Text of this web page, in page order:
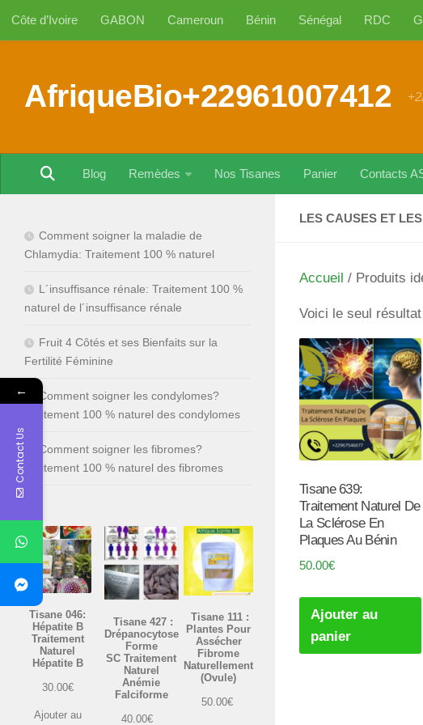
Au dessous du contenu
Côte d’Ivoire GABON Cameroun Bénin Sénégal RDC
AfriqueBio+22961007412
Blog Remèdes Nos Tisanes Panier Contacts
LES CAUSES ET
Accueil / Produits
Voici le seul résultat
Tisane 639:
Traitement Naturel De
La Sclérose En
Plaques Au Bénin
50.00€
Ajouter au
panier
Comment soigner la maladie de
Chlamydia: Traitement 100 % naturel
L´insuffisance rénale: Traitement 100 %
naturel de l´insuffisance rénale
Fruit 4 Côtés et ses Bienfaits sur la
Fertilité Féminine
Comment soigner les condylomes?
Traitement 100 % naturel des condylomes
Comment soigner les fibromes?
Traitement 100 % naturel des fibromes
Tisane 046:
Hépatite B
Traitement
Naturel
Hépatite B
30.00€
Ajouter au
Tisane 427 :
Drépanocytose
Forme
SC Traitement
Naturel
Anémie
Falciforme
40.00€
Tisane 111 :
Plantes Pour
Assécher
Fibrome
Naturellement
(Ovule)
50.00€
←
Contact Us